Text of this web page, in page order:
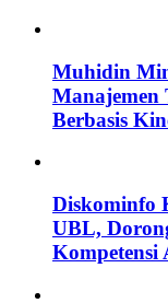
Muhidin
Manajemen
Berbasis
Diskominfo
UBL,
Kompetensi